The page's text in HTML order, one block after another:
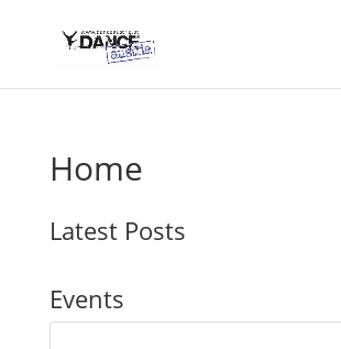
Home
Latest Posts
Events